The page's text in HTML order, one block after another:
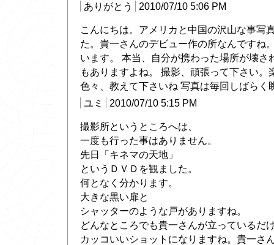
ありがとう
2010/07/10 5:06 PM
こんにちは。アメリカと中国の沢山な事写
た。貴一さんのデビュー作の所なんですね
います。 本当、自分が携わった場所が壊さ
もありますよね。 撮影、頑張って下さい。
色々、教えて下さいね 写真は毎回しばらく
ユミ
2010/07/10 5:15 PM
撮影所というところへは、
一度も行った事はありません。
先日「キネマの天地」
というＤＶＤを観ました。
何となく分かります。
大きな黒い扉と
シャッターのような戸がありますね。
どんなところでも貴一さんが立っているだ
カッコいいショットになりますね。貴一さ